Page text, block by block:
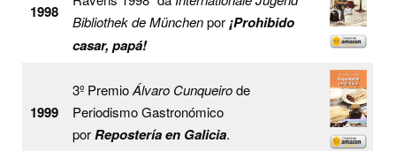
1998
Bibliothek de Münchenpor ¡Prohibido
casar, papá!
1999
3º PremioÁlvaro Cunqueirode
Periodismo Gastronómico
porRepostería en Galicia.